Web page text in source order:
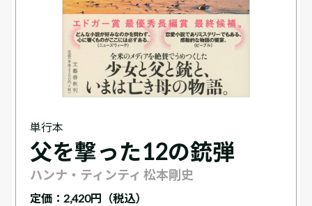
単行本
父を撃った12の銃弾
ハンナ・ティンティ 松本剛史
定価： 2,420円（税込）